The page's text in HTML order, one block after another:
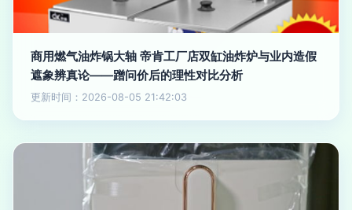
商用燃气油炸锅大轴 帝肯工厂店双缸油炸炉与业内造假
遮象辨真论——蹭问价后的理性对比分析
更新时间：2026-08-05 21:42:03